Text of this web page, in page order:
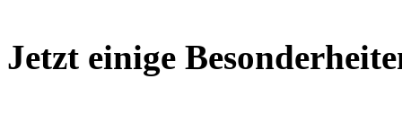
Jetzt einige